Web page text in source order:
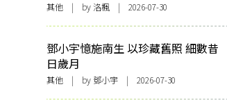
其他 | by洛楓 | 2026-07-30
鄧小宇憶施南生 以珍藏舊照 細數昔
日歲月
其他 | by 鄧小宇 | 2026-07-30